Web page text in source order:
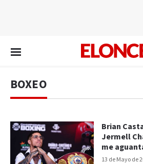
BOXEO
13 de Mayo de
Brian
Jermell
me